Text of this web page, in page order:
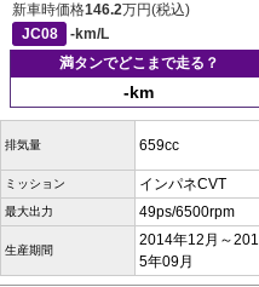
新車時価格146.2万円(税込)
JC08
-km/L
満タンでどこまで走る？
-km
排気量 659cc
ミッション インパネCVT
最大出力 49ps/6500rpm
生産期間
2014年12月～201
5年09月